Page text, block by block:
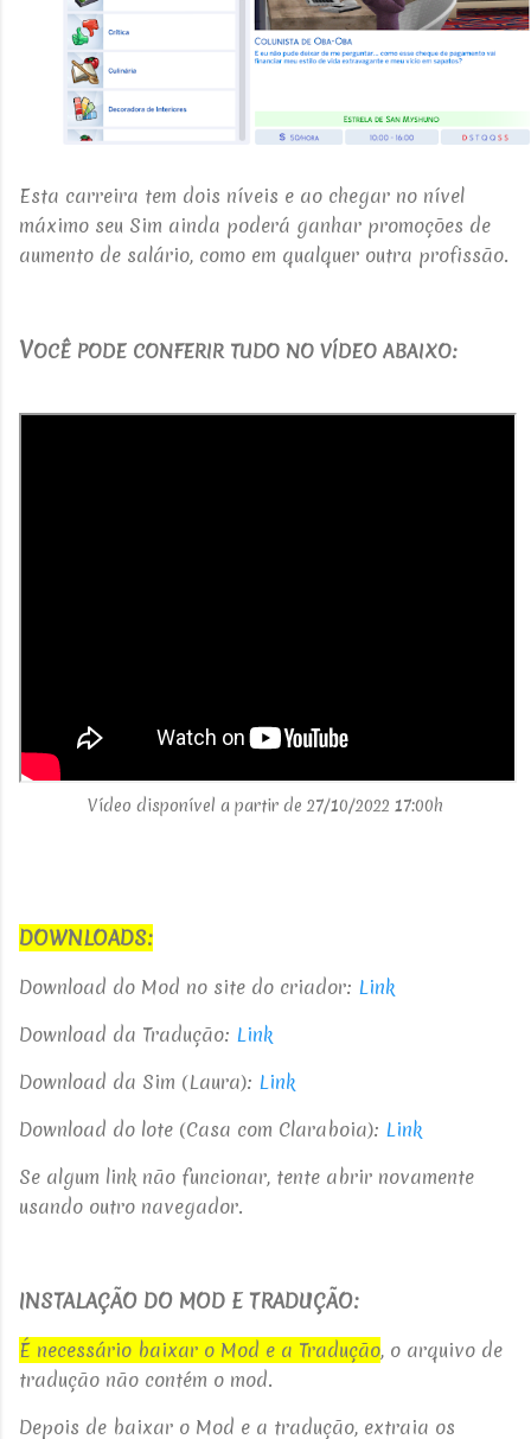
Esta carreira tem dois níveis e ao chegar no nível
máximo seu Sim ainda poderá ganhar promoções de
aumento de salário, como em qualquer outra profissão.
VOCÊ PODE CONFERIR TUDO NO VÍDEO ABAIXO:
Vídeo disponível a partir de 27/10/2022 17:00h
DOWNLOADS:
Download do Mod no site do criador: Link
Download da Tradução: Link
Download da Sim (Laura): Link
Download do lote (Casa com Claraboia): Link
Se algum link não funcionar, tente abrir novamente
usando outro navegador.
INSTALAÇÃO DO MOD E TRADUÇÃO:
É necessário baixar o Mod e a Tradução, o arquivo de
tradução não contém o mod.
Depois de baixar o Mod e a tradução, extraia os